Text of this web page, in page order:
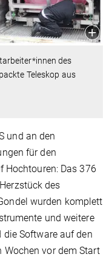
des
Teleskop aus
und an den
für den
Hochtouren: Das 376
des
wurden komplett
und weitere
Software auf den
Wochen vor dem Start